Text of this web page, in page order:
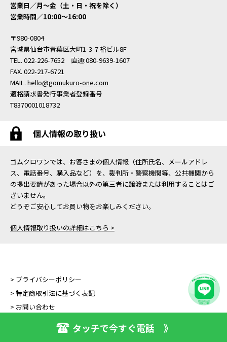
営業日／月〜金（土・日・祝を除く）
営業時間／10:00〜16:00
〒980-0804
宮城県仙台市青葉区大町1-3-7 裕ビル8F
TEL. 022-226-7652 直通:080-9639-1607
FAX. 022-217-6721
MAIL. hello@gomukuro-one.com
適格請求書発行事業者登録番号
T8370001018732
個人情報の取り扱い
ゴムクロワンでは、お客さまの個人情報（住所氏名、メールアドレ
ス、電話番号、購入品など）を、裁判所・警察機関等、公共機関から
の提出要請があった場合以外の第三者に譲渡または利用することはご
ざいません。
どうぞご安心してお買い物をお楽しみください。
個人情報取り扱いの詳細はこちら >
タッチで今すぐ電話 》
> プライバシーポリシー
> 特定商取引法に基づく表記
> お問い合わせ
Copyright (C) GOMUKURO ONE All Right Reserved.